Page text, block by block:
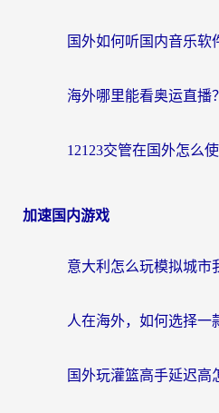
加速国内游戏